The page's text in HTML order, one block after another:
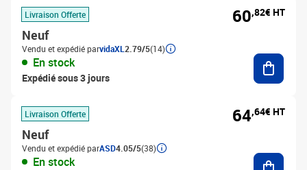
Livraison Offerte
Neuf
Vendu et expédié parvidaXL 2.79/5(14)
En stock
Expédié sous 3 jours
60,82€ HT
Livraison Offerte
Neuf
Vendu et expédié parASD4.05/5(38)
En stock
64,64€ HT